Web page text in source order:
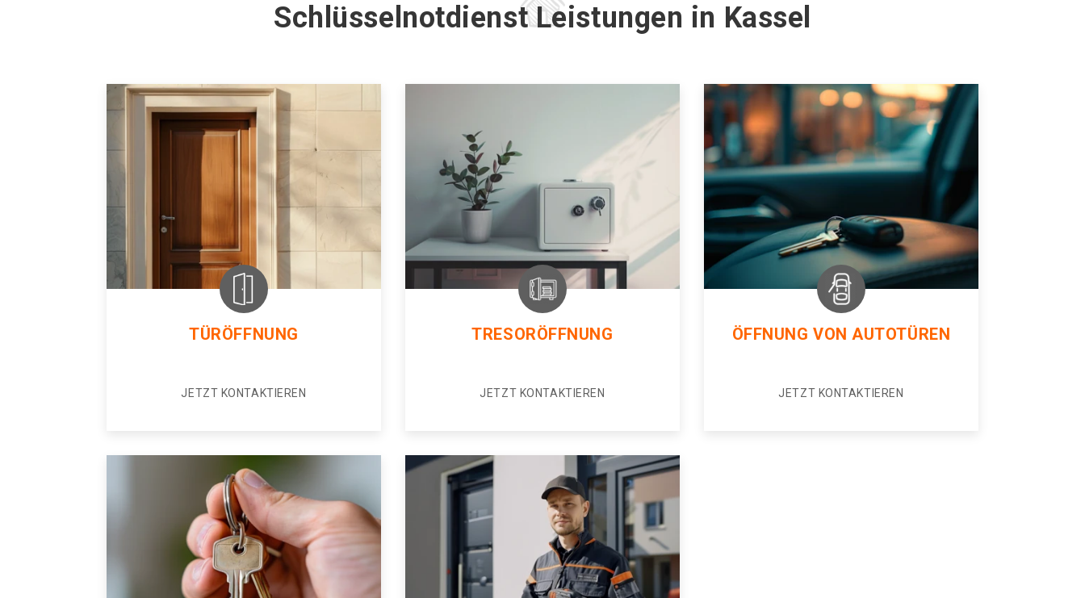
Schlüsselnotdienst Leistungen in Kassel
TÜRÖFFNUNG
JETZT KONTAKTIEREN
TRESORÖFFNUNG
JETZT KONTAKTIEREN
ÖFFNUNG VON AUTOTÜREN
JETZT KONTAKTIEREN